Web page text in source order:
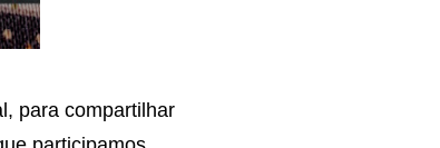
para compartilhar